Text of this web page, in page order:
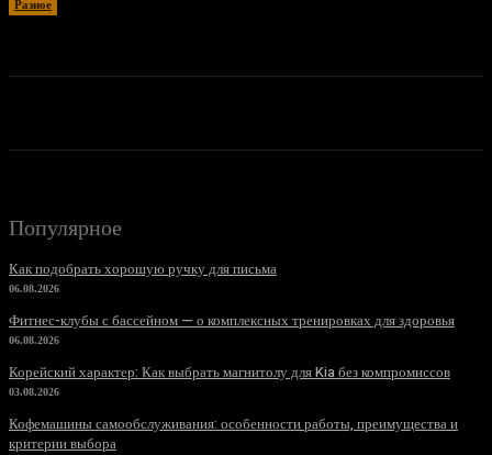
Разное
Популярное
Как подобрать хорошую ручку для письма
06.08.2026
Фитнес-клубы с бассейном — о комплексных тренировках для здоровья
06.08.2026
Корейский характер: Как выбрать магнитолу для Kia без компромиссов
03.08.2026
Кофемашины самообслуживания: особенности работы, преимущества и
критерии выбора